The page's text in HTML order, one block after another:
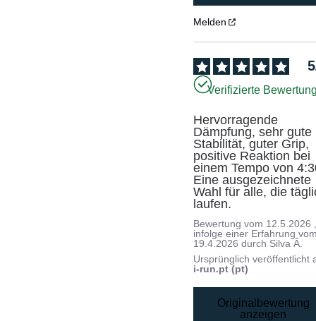
Melden
5
Verifizierte
Hervorragende
Dämpfung, sehr gute
Stabilität, guter Grip,
positive Reaktion bei
einem Tempo von
Eine ausgezeichnete
Wahl für alle, die
laufen.
Bewertung vom 12.5.2026
infolge einer Erfahrung
19.4.2026 durch Silva Â.
Ursprünglich veröffentlicht
i-run.pt (pt)
Originalbewertung
anzeigen